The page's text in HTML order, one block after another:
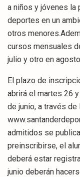
a niños y jóvenes
deportes en un
otros
cursos mensuales
julio y otro en
El plazo de
abrirá el martes 26
de junio, a través de
admitidos se
preinscribirse, el
deberá estar
junio deberán